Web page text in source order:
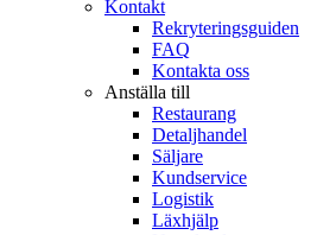
Kontakt
Rekryteringsguiden
FAQ
Kontakta oss
Anställa till
Restaurang
Detaljhandel
Säljare
Kundservice
Logistik
Läxhjälp